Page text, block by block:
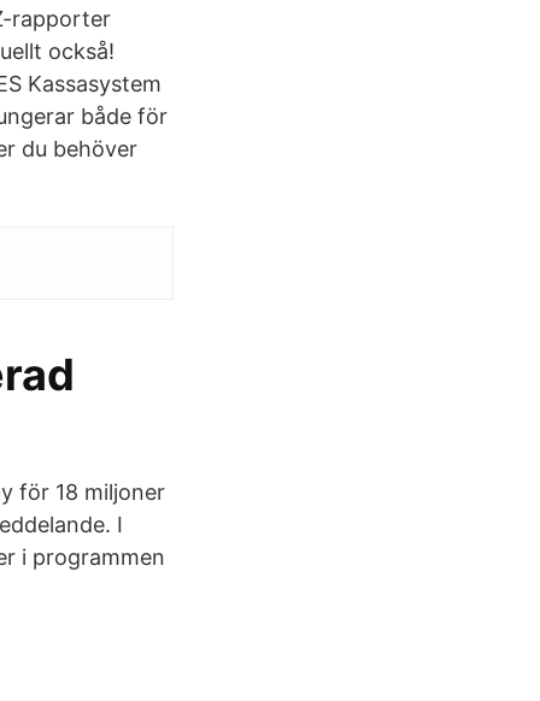
rapporter
också!
Kassasystem
både för
du behöver
för 18 miljoner
I
i programmen